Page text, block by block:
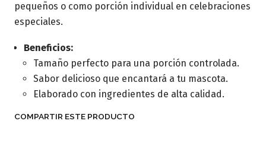
pequeños o como porción individual en celebraciones
especiales.
Beneficios:
Tamaño perfecto para una porción controlada.
Sabor delicioso que encantará a tu mascota.
Elaborado con ingredientes de alta calidad.
COMPARTIR ESTE PRODUCTO